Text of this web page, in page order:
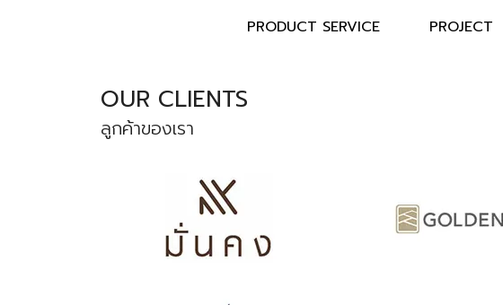
PRODUCT SERVICE PROJECT
OUR CLIENTS
ลูกค้าของเรา